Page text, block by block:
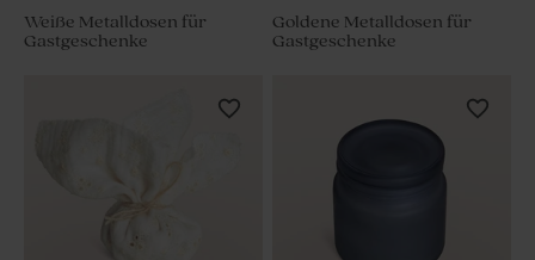
Weiße Metalldosen für
Gastgeschenke
Goldene Metalldosen für
Gastgeschenke